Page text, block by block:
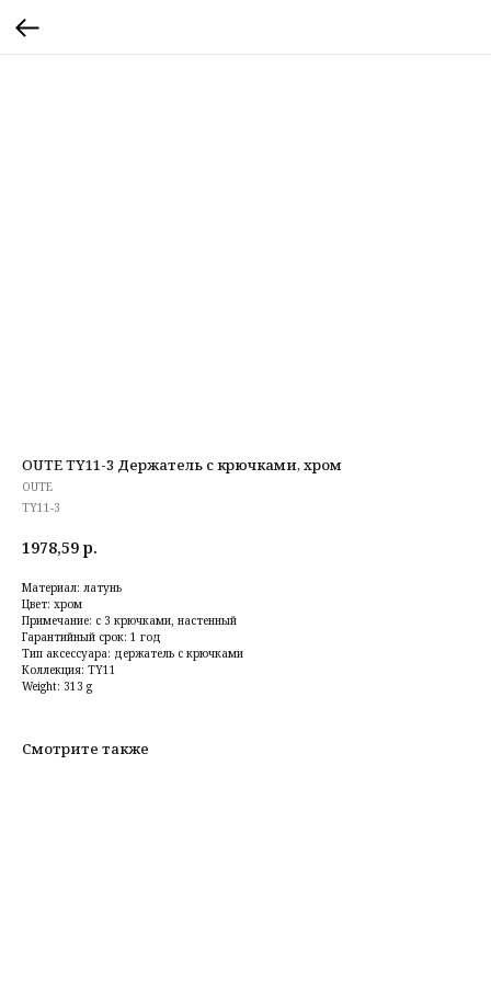
OUTE TY11-3 Держатель с крючками, хром
OUTE
TY11-3
1978,59 р.
Материал: латунь
Цвет: хром
Примечание: с 3 крючками, настенный
Гарантийный срок: 1 год
Тип аксессуара: держатель с крючками
Коллекция: TY11
Weight: 313 g
Смотрите также